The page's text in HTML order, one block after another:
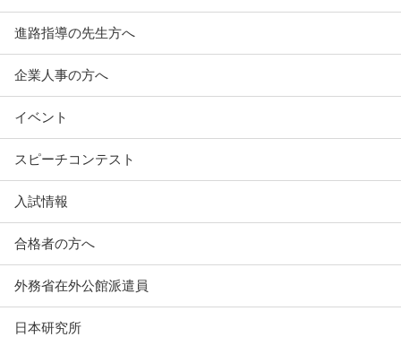
進路指導の先生方へ
企業人事の方へ
イベント
スピーチコンテスト
入試情報
合格者の方へ
外務省在外公館派遣員
日本研究所